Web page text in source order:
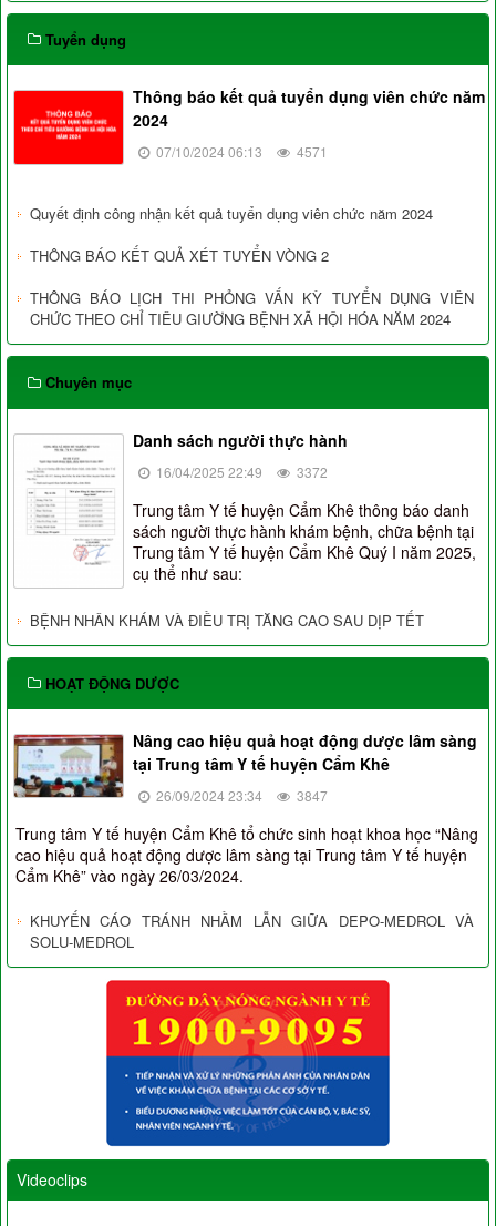
Tuyển dụng
Thông báo kết quả tuyển dụng viên chức năm
2024
07/10/2024 06:13 4571
Quyết định công nhận kết quả tuyển dụng viên chức năm 2024
THÔNG BÁO KẾT QUẢ XÉT TUYỂN VÒNG 2
THÔNG BÁO LỊCH THI PHỎNG VẤN KỲ TUYỂN DỤNG VIÊN
CHỨC THEO CHỈ TIÊU GIƯỜNG BỆNH XÃ HỘI HÓA NĂM 2024
Chuyên mục
Danh sách người thực hành
16/04/2025 22:49 3372
Trung tâm Y tế huyện Cẩm Khê thông báo danh
sách người thực hành khám bệnh, chữa bệnh tại
Trung tâm Y tế huyện Cẩm Khê Quý I năm 2025,
cụ thể như sau:
BỆNH NHÂN KHÁM VÀ ĐIỀU TRỊ TĂNG CAO SAU DỊP TẾT
HOẠT ĐỘNG DƯỢC
Nâng cao hiệu quả hoạt động dược lâm sàng
tại Trung tâm Y tế huyện Cẩm Khê
26/09/2024 23:34 3847
Trung tâm Y tế huyện Cẩm Khê tổ chức sinh hoạt khoa học “Nâng
cao hiệu quả hoạt động dược lâm sàng tại Trung tâm Y tế huyện
Cẩm Khê” vào ngày 26/03/2024.
KHUYẾN CÁO TRÁNH NHẦM LẪN GIỮA DEPO-MEDROL VÀ
SOLU-MEDROL
Videoclips